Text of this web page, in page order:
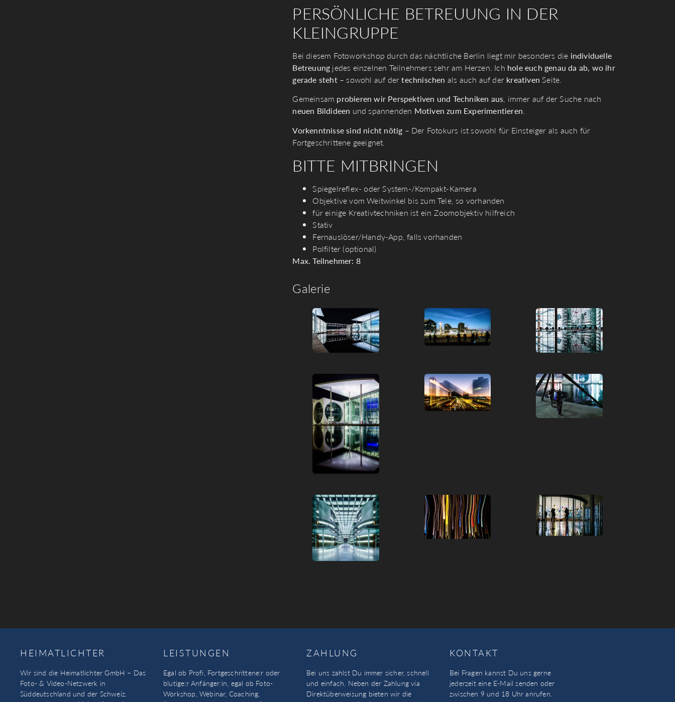
PERSÖNLICHE BETREUUNG IN DER
KLEINGRUPPE
Bei diesem Fotoworkshop durch das nächtliche Berlin liegt mir besonders die individuelle
Betreuung jedes einzelnen Teilnehmers sehr am Herzen. Ich hole euch genau da ab, wo ihr
gerade steht– sowohl auf dertechnischen als auch auf der kreativen Seite.
Gemeinsam probieren wir Perspektiven und Techniken aus, immer auf der Suche nach
neuen Bildideen und spannenden Motiven zum Experimentieren.
Vorkenntnisse sind nicht nötig – Der Fotokurs ist sowohl für Einsteiger als auch für
Fortgeschrittene geeignet.
BITTE MITBRINGEN
Spiegelreflex- oder System-/Kompakt-Kamera
Objektive vom Weitwinkel bis zum Tele, so vorhanden
für einige Kreativtechniken ist ein Zoomobjektiv hilfreich
Stativ
Fernauslöser/Handy-App, falls vorhanden
Polfilter (optional)
Max. Teilnehmer: 8
Galerie
HEIMATLICHTER
Wir sind die Heimatlichter GmbH – Das
Foto- & Video-Netzwerk in
Süddeutschland und der Schweiz.
LEISTUNGEN
Egal ob Profi, Fortgeschrittene:r oder
blutige:r Anfänger:in, egal ob Foto-
Workshop, Webinar, Coaching,
ZAHLUNG
Bei uns zahlst Du immer sicher, schnell
und einfach. Neben der Zahlung via
Direktüberweisung bieten wir die
KONTAKT
Bei Fragen kannst Du uns gerne
jederzeit eine E-Mail senden oder
zwischen 9 und 18 Uhr anrufen.